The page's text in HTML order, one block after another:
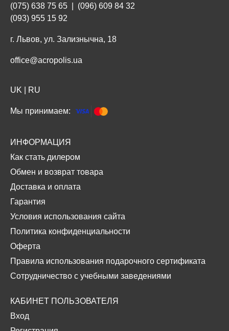
(075) 638 75 65
(096) 609 84 32
(093) 955 15 92
г. Львов, ул. Зализнычна, 18
office@acropolis.ua
UK RU
Мы принимаем:
ИНФОРМАЦИЯ
Как стать дилером
Обмен и возврат товара
Доставка и оплата
Гарантия
Условия использования сайта
Политика конфиденциальности
Оферта
Правила использования подарочного сертификата
Сотрудничество с учебными заведениями
КАБИНЕТ ПОЛЬЗОВАТЕЛЯ
Вход